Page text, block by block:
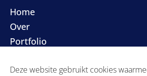
Deze website gebruikt cookies
Home
Over
Portfolio